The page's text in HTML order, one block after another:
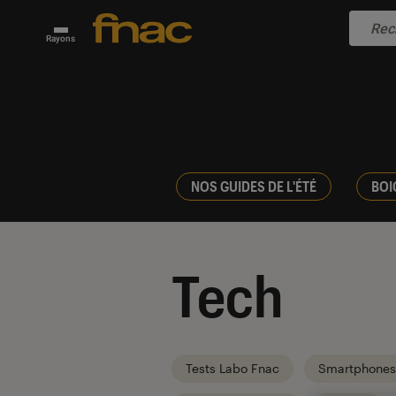
Rayons
NOS GUIDES DE L'ÉTÉ
Tech
Tests Labo Fnac Smartphones